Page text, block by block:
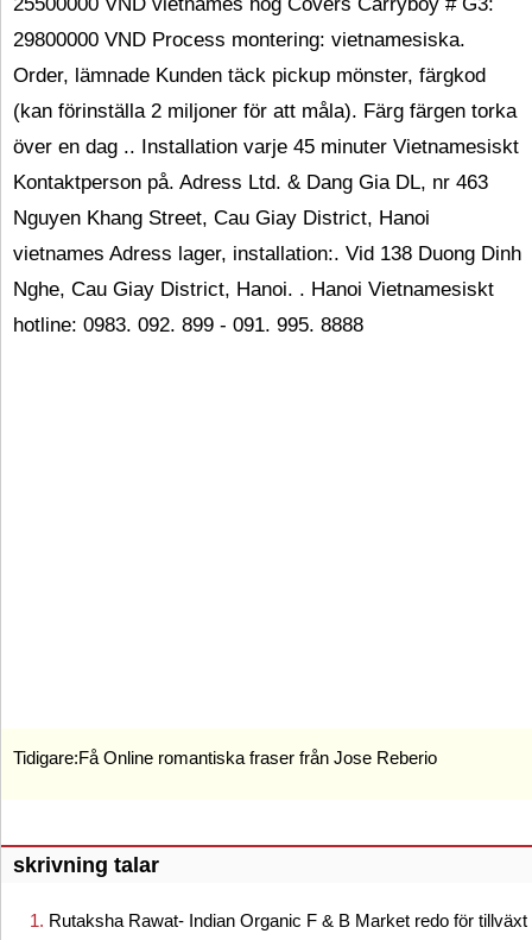
29800000 VND Process montering: vietnamesiska.
Order, lämnade Kunden täck pickup mönster, färgkod
(kan förinställa 2 miljoner för att måla). Färg färgen torka
över en dag .. Installation varje 45 minuter Vietnamesiskt
Kontaktperson på. Adress Ltd. & Dang Gia DL, nr 463
Nguyen Khang Street, Cau Giay District, Hanoi
vietnames Adress lager, installation:. Vid 138 Duong Dinh
Nghe, Cau Giay District, Hanoi. . Hanoi Vietnamesiskt
hotline: 0983. 092. 899 - 091. 995. 8888
Tidigare:Få Online romantiska fraser från Jose Reberio
skrivning talar
Rutaksha Rawat- Indian Organic F & B Market redo för tillväxt